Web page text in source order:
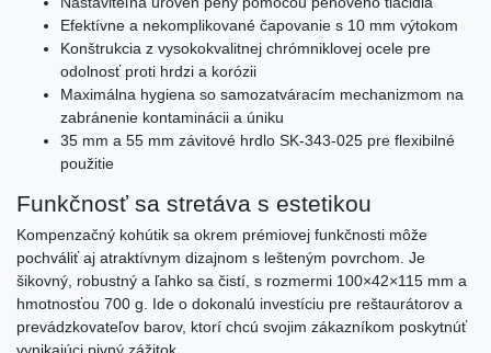
Efektívne a nekomplikované čapovanie s 10 mm výtokom
Konštrukcia z vysokokvalitnej chrómniklovej ocele pre
odolnosť proti hrdzi a korózii
Maximálna hygiena so samozatváracím mechanizmom na
zabránenie kontaminácii a úniku
35 mm a 55 mm závitové hrdlo SK-343-025 pre flexibilné
použitie
Funkčnosť sa stretáva s estetikou
Kompenzačný kohútik sa okrem prémiovej funkčnosti môže
pochváliť aj atraktívnym dizajnom s lešteným povrchom. Je
šikovný, robustný a ľahko sa čistí, s rozmermi 100×42×115 mm a
hmotnosťou 700 g. Ide o dokonalú investíciu pre reštaurátorov a
prevádzkovateľov barov, ktorí chcú svojim zákazníkom poskytnúť